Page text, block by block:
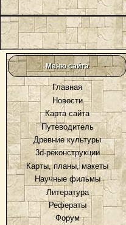
Меню сайта
Главная
Новости
Карта сайта
Путеводитель
Древние культуры
3d-реконструкции
Карты, планы, макеты
Научные фильмы
Литература
Рефераты
Форум